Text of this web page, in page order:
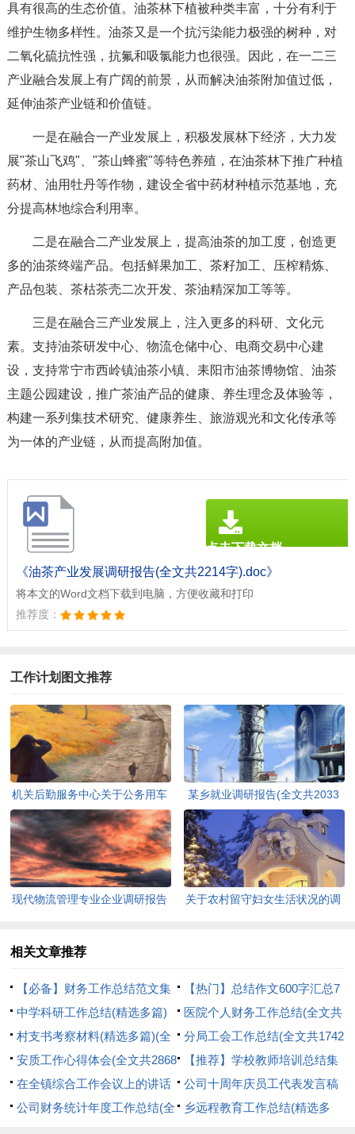
具有很高的生态价值。油茶林下植被种类丰富，十分有利于
维护生物多样性。油茶又是一个抗污染能力极强的树种，对
二氧化硫抗性强，抗氟和吸氯能力也很强。因此，在一二三
产业融合发展上有广阔的前景，从而解决油茶附加值过低，
延伸油茶产业链和价值链。
一是在融合一产业发展上，积极发展林下经济，大力发
展"茶山飞鸡"、"茶山蜂蜜"等特色养殖，在油茶林下推广种植
药材、油用牡丹等作物，建设全省中药材种植示范基地，充
分提高林地综合利用率。
二是在融合二产业发展上，提高油茶的加工度，创造更
多的油茶终端产品。包括鲜果加工、茶籽加工、压榨精炼、
产品包装、茶枯茶壳二次开发、茶油精深加工等等。
三是在融合三产业发展上，注入更多的科研、文化元
素。支持油茶研发中心、物流仓储中心、电商交易中心建
设，支持常宁市西岭镇油茶小镇、耒阳市油茶博物馆、油茶
主题公园建设，推广茶油产品的健康、养生理念及体验等，
构建一系列集技术研究、健康养生、旅游观光和文化传承等
为一体的产业链，从而提高附加值。
《油茶产业发展调研报告(全文共2214字).doc》
将本文的Word文档下载到电脑，方便收藏和打印
推荐度：
点击下载文档
文档为doc格式
工作计划图文推荐
机关后勤服务中心关于公务用车
管理的调研报告(全文共2845字)
某乡就业调研报告(全文共2033
字)
现代物流管理专业企业调研报告
关于农村留守妇女生活状况的调
相关文章推荐
【必备】财务工作总结范文集
合九篇(全文共17588字)
【热门】总结作文600字汇总7
篇(全文共4325字)
中学科研工作总结(精选多篇)
(全文共5270字)
医院个人财务工作总结(全文共
1448字)
村支书考察材料(精选多篇)(全
文共8952字)
分局工会工作总结(全文共1742
字)
安质工作心得体会(全文共2868
字)
【推荐】学校教师培训总结集
合十篇(全文共10697字)
在全镇综合工作会议上的讲话
(精选多篇)(全文共18522字)
公司十周年庆员工代表发言稿
(全文共768字)
公司财务统计年度工作总结(全
乡远程教育工作总结(精选多